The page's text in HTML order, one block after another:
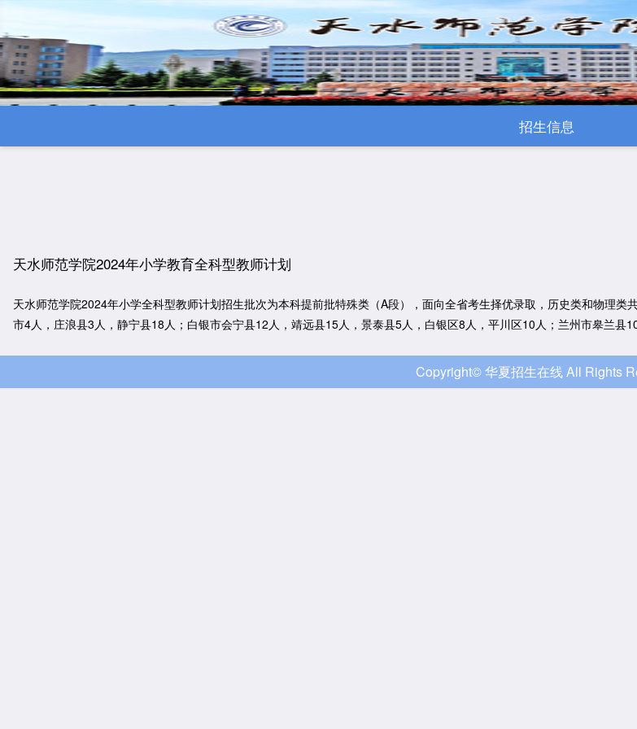
招生信息
天水师范学院2024年小学教育全科型教师计划
天水师范学院2024年小学全科型教师计划招生批次为本科提前批特殊类（A段），面向全省考生择优录取，历史类和物理
市4人，庄浪县3人，静宁县18人；白银市会宁县12人，靖远县15人，景泰县5人，白银区8人，平川区10人；兰州市皋兰县10
Copyright© 华夏招生在线 All Rights